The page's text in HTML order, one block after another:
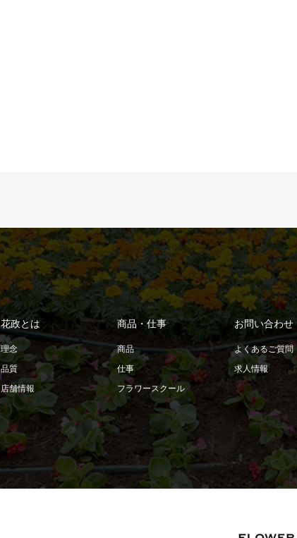
花政とは
理念
品質
店舗情報
商品・仕事
商品
仕事
フラワースクール
お問い合わせ
よくあるご質問
求人情報